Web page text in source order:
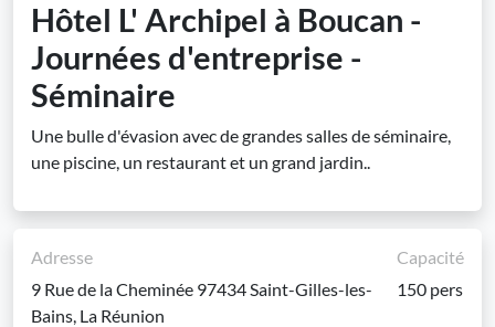
Hôtel L' Archipel à Boucan -
Journées d'entreprise -
Séminaire
Une bulle d'évasion avec de grandes salles de séminaire,
une piscine, un restaurant et un grand jardin..
Adresse
9 Rue de la Cheminée 97434 Saint-Gilles-les-
Bains, La Réunion
Capacité
150 pers